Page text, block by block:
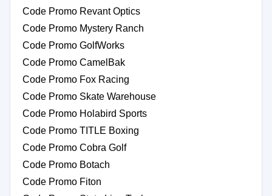
Code Promo Revant Optics
Code Promo Mystery Ranch
Code Promo GolfWorks
Code Promo CamelBak
Code Promo Fox Racing
Code Promo Skate Warehouse
Code Promo Holabird Sports
Code Promo TITLE Boxing
Code Promo Cobra Golf
Code Promo Botach
Code Promo Fiton